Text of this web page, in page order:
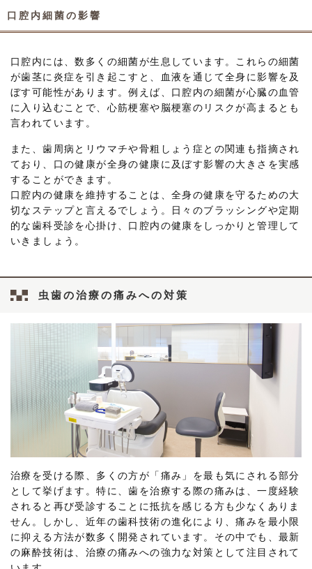
口腔内細菌の影響
口腔内には、数多くの細菌が生息しています。これらの細菌
が歯茎に炎症を引き起こすと、血液を通じて全身に影響を及
ぼす可能性があります。例えば、口腔内の細菌が心臓の血管
に入り込むことで、心筋梗塞や脳梗塞のリスクが高まるとも
言われています。
また、歯周病とリウマチや骨粗しょう症との関連も指摘され
ており、口の健康が全身の健康に及ぼす影響の大きさを実感
することができます。
口腔内の健康を維持することは、全身の健康を守るための大
切なステップと言えるでしょう。日々のブラッシングや定期
的な歯科受診を心掛け、口腔内の健康をしっかりと管理して
いきましょう。
虫歯の治療の痛みへの対策
治療を受ける際、多くの方が「痛み」を最も気にされる部分
として挙げます。特に、歯を治療する際の痛みは、一度経験
されると再び受診することに抵抗を感じる方も少なくありま
せん。しかし、近年の歯科技術の進化により、痛みを最小限
に抑える方法が数多く開発されています。その中でも、最新
の麻酔技術は、治療の痛みへの強力な対策として注目されて